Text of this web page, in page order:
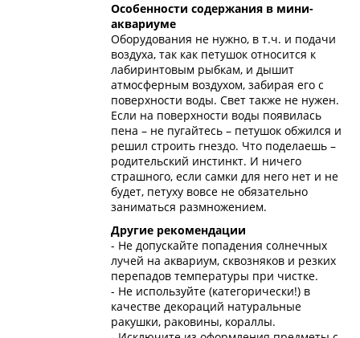
Особенности содержания в мини-
аквариуме
Оборудования не нужно, в т.ч. и подачи
воздуха, так как петушок относится к
лабиринтовым рыбкам, и дышит
атмосферным воздухом, забирая его с
поверхности воды. Свет также не нужен.
Если на поверхности воды появилась
пена – не пугайтесь – петушок обжился и
решил строить гнездо. Что поделаешь –
родительский инстинкт. И ничего
страшного, если самки для него нет и не
будет, петуху вовсе не обязательно
заниматься размножением.
Другие рекомендации
- Не допускайте попадения солнечных
лучей на аквариум, сквозняков и резких
перепадов температуры при чистке.
- Не используйте (категорически!) в
качестве декораций натуральные
ракушки, раковины, кораллы.